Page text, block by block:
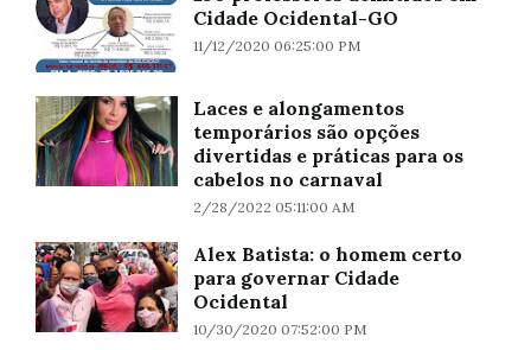
Cidade Ocidental-GO
11/12/2020 06:25:00 PM
Laces e alongamentos
temporários são opções
divertidas e práticas para os
cabelos no carnaval
2/28/2022 05:11:00 AM
Alex Batista: o homem certo
para governar Cidade
Ocidental
10/30/2020 07:52:00 PM